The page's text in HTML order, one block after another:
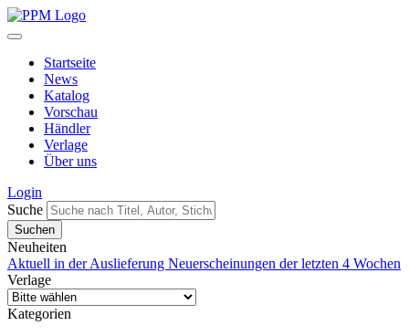
Startseite
News
Katalog
Vorschau
Händler
Verlage
Über uns
Login
Suche
Neuheiten
Aktuell in der Auslieferung Neuerscheinungen der letzten 4 Wochen
Verlage
Kategorien